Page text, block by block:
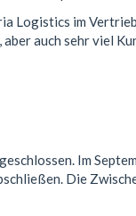
Logistics im
auch sehr viel
Im
Die